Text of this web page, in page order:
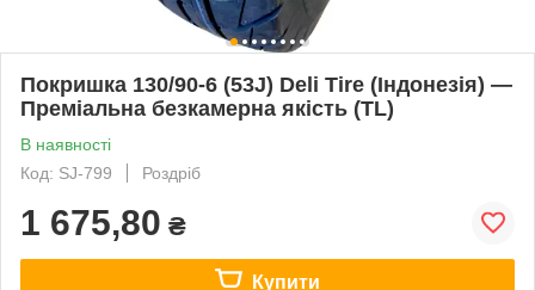
Покришка 130/90-6 (53J) Deli Tire (Індонезія) —
Преміальна безкамерна якість (TL)
В наявності
Код: SJ-799
Роздріб
1 675,80 ₴
Купити